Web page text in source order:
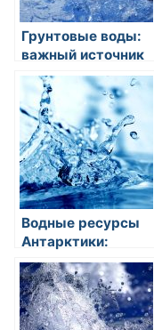
Грунтовые воды:
важный источник
пресной воды для
питья и орошения
Водные ресурсы
Антарктики:
источники пресной
воды в
экстремальных
условиях